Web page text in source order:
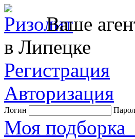
Ваше
в Липецке
Регистрация
Авторизация
Логин
Моя подборка